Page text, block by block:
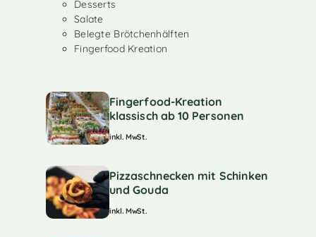
Desserts
Salate
Belegte Brötchenhälften
Fingerfood Kreation
Fingerfood-Kreation
klassisch ab 10 Personen
inkl. MwSt.
Pizzaschnecken mit Schinken
und Gouda
inkl. MwSt.